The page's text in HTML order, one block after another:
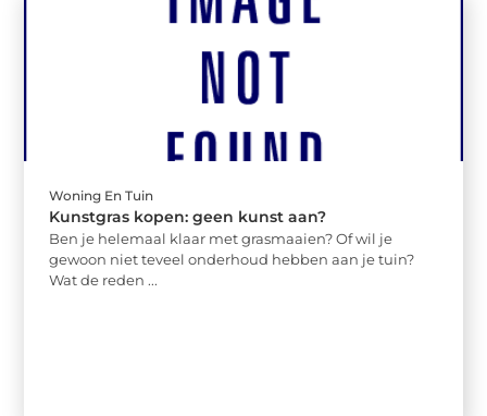
Woning En Tuin
Kunstgras kopen: geen kunst aan?
Ben je helemaal klaar met grasmaaien? Of wil je
gewoon niet teveel onderhoud hebben aan je tuin?
Wat de reden ...